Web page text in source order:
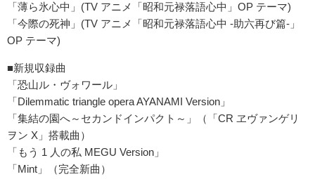
「薄ら氷心中」(TV アニメ「昭和元禄落語心中」OP テーマ)
「今際の死神」(TV アニメ「昭和元禄落語心中 -助六再び篇-」
OP テーマ)
■新規収録曲
「恐山ル・ヴォワール」
「Dilemmatic triangle opera AYANAMI Version」
「集結の園へ～セカンドインパクト～」（「CR ヱヴァンゲリ
ヲン X」搭載曲）
「もう 1 人の私 MEGU Version」
「Mint」（完全新曲）